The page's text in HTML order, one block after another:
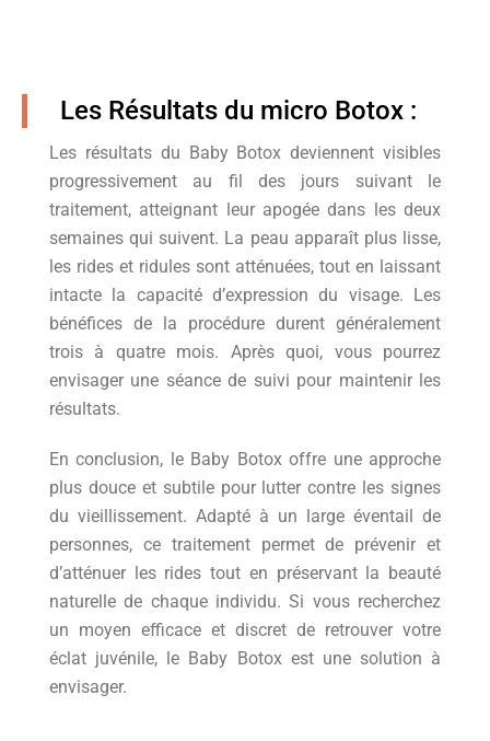
Les Résultats du micro Botox :
Les résultats du Baby Botox deviennent visibles
progressivement au fil des jours suivant le
traitement, atteignant leur apogée dans les deux
semaines qui suivent. La peau apparaît plus lisse,
les rides et ridules sont atténuées, tout en laissant
intacte la capacité d’expression du visage. Les
bénéfices de la procédure durent généralement
trois à quatre mois. Après quoi, vous pourrez
envisager une séance de suivi pour maintenir les
résultats.
En conclusion, le Baby Botox offre une approche
plus douce et subtile pour lutter contre les signes
du vieillissement. Adapté à un large éventail de
personnes, ce traitement permet de prévenir et
d’atténuer les rides tout en préservant la beauté
naturelle de chaque individu. Si vous recherchez
un moyen efficace et discret de retrouver votre
éclat juvénile, le Baby Botox est une solution à
envisager.